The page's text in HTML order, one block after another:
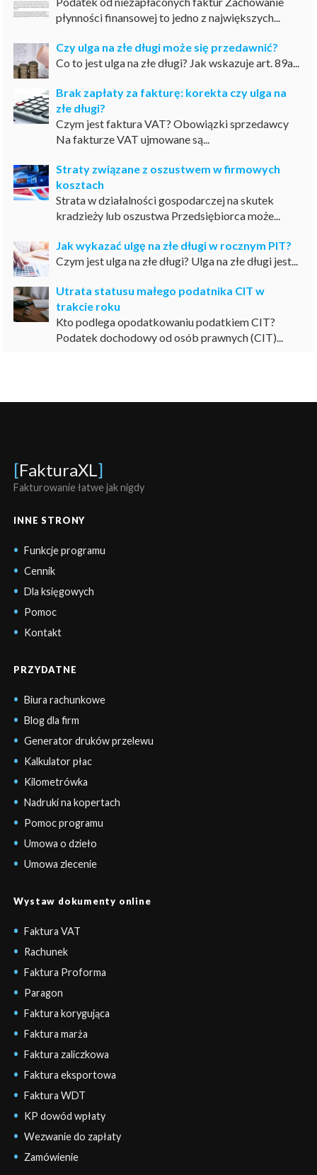
płynności finansowej to jedno z największych...
Czy ulga na złe długi może się przedawnić?
Co to jest ulga na złe długi? Jak wskazuje art. 89a...
Brak zapłaty za fakturę: korekta czy ulga na
złe długi?
Czym jest faktura VAT? Obowiązki sprzedawcy
Na fakturze VAT ujmowane są...
Straty związane z oszustwem w firmowych
kosztach
Strata w działalności gospodarczej na skutek
kradzieży lub oszustwa Przedsiębiorca może...
Jak wykazać ulgę na złe długi w rocznym PIT?
Czym jest ulga na złe długi? Ulga na złe długi jest...
Utrata statusu małego podatnika CIT w
trakcie roku
Kto podlega opodatkowaniu podatkiem CIT?
Podatek dochodowy od osób prawnych (CIT)...
[FakturaXL ]
Fakturowanie łatwe jak nigdy
INNE STRONY
Funkcje programu
Cennik
Dla księgowych
Pomoc
Kontakt
PRZYDATNE
Biura rachunkowe
Blog dla firm
Generator druków przelewu
Kalkulator płac
Kilometrówka
Nadruki na kopertach
Pomoc programu
Umowa o dzieło
Umowa zlecenie
Wystaw dokumenty online
Faktura VAT
Rachunek
Faktura Proforma
Paragon
Faktura korygująca
Faktura marża
Faktura zaliczkowa
Faktura eksportowa
Faktura WDT
KP dowód wpłaty
Wezwanie do zapłaty
Zamówienie